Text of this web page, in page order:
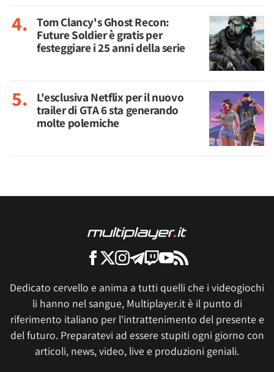
Tom Clancy's Ghost Recon:
Future Soldier è gratis per
festeggiare i 25 anni della serie
L'esclusiva Netflix per il nuovo
trailer di GTA 6 sta generando
molte polemiche
Dedicato cervello e anima a tutti quelli che i videogiochi
li hanno nel sangue, Multiplayer.it è il punto di
riferimento italiano per l'intrattenimento del presente e
del futuro. Preparatevi ad essere stupiti ogni giorno con
articoli, news, video, live e produzioni geniali.